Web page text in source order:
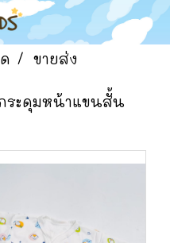
ขายส่ง
ระดุมหน้าแขนสั้น